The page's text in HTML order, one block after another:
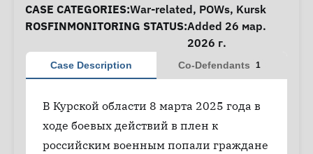
CASE CATEGORIES:War-related, POWs, Kursk
ROSFINMONITORING STATUS:Added 26 мар.
2026 г.
Case Description Co-Defendants 1
В Курской области 8 марта 2025 года в
ходе боевых действий в плен к
российским военным попали граждане